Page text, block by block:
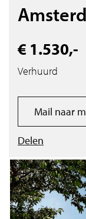
€ 1.530,-
Verhuurd
Mail naar
Delen